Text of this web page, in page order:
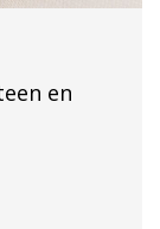
en